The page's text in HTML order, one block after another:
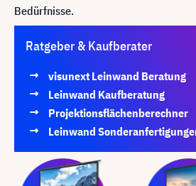
Bedürfnisse.
Ratgeber & Kaufberater
visunext Leinwand Beratung
Leinwand Kaufberatung
Projektionsflächenberechner
Leinwand